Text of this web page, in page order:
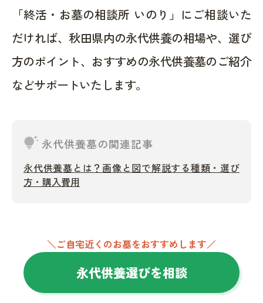
「終活・お墓の相談所 いのり」にご相談いた
だければ、秋田県内の永代供養の相場や、選び
方のポイント、おすすめの永代供養墓のご紹介
などサポートいたします。
tips_and_updates 永代供養墓の関連記事
永代供養墓とは？画像と図で解説する種類・選び
方・購入費用
＼ご自宅近くのお墓をおすすめします／
永代供養選びを相談